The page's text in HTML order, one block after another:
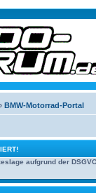
BMW-Motorrad-Portal
aufgrund der